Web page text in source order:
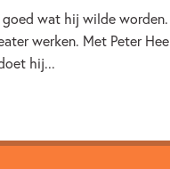
wat hij wilde
werken. Met Peter
hij...